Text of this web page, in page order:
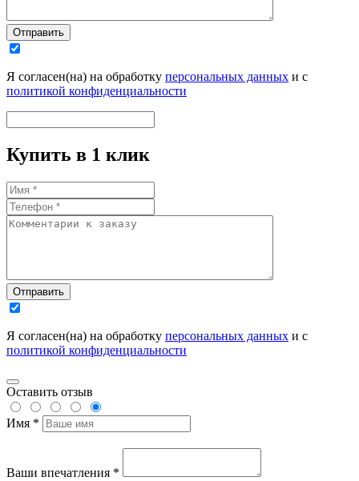
Отправить
Я согласен(на) на обработку персональных данных и с
политикой конфиденциальности
Купить в 1 клик
Отправить
Я согласен(на) на обработку персональных данных и с
политикой конфиденциальности
Оставить отзыв
Имя *
Ваши впечатления *